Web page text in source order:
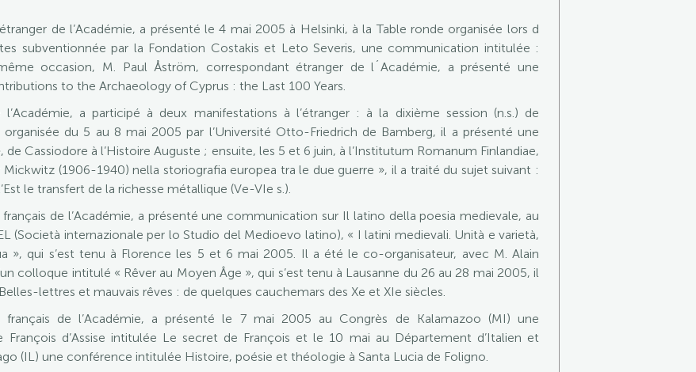
de l’Académie, a présenté le 4 mai 2005 à Helsinki, à la Table ronde organisée lors d
subventionnée par la Fondation Costakis et Leto Severis, une communication intitulée :
occasion, M. Paul Åström, correspondant étranger de l´Académie, a présenté une
to the Archaeology of Cyprus : the Last 100 Years.
a participé à deux manifestations à l’étranger : à la dixième session (n.s.) de
du 5 au 8 mai 2005 par l’Université Otto-Friedrich de Bamberg, il a présenté une
Cassiodore à l’Histoire Auguste ; ensuite, les 5 et 6 juin, à l’Institutum Romanum Finlandiae,
(1906-1940) nella storiografia europea tra le due guerre », il a traité du sujet suivant :
le transfert de la richesse métallique (Ve-VIe s.).
de l’Académie, a présenté une communication sur Il latino della poesia medievale, au
(Società internazionale per lo Studio del Medioevo latino), « I latini medievali. Unità e varietà,
», qui s’est tenu à Florence les 5 et 6 mai 2005. Il a été le co-organisateur, avec M. Alain
colloque intitulé « Rêver au Moyen Âge », qui s’est tenu à Lausanne du 26 au 28 mai 2005, il
lettres et mauvais rêves : de quelques cauchemars des Xe et XIe siècles.
français de l’Académie, a présenté le 7 mai 2005 au Congrès de Kalamazoo (MI) une
d’Assise intitulée Le secret de François et le 10 mai au Département d’Italien et
(IL) une conférence intitulée Histoire, poésie et théologie à Santa Lucia de Foligno.